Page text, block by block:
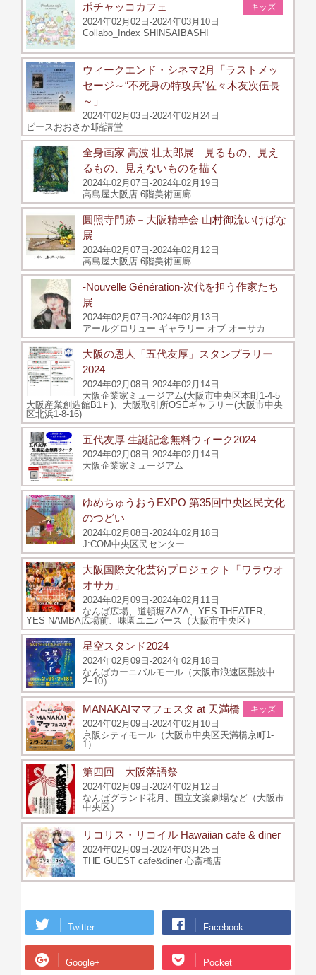
キッズ
ポチャッコカフェ
2024年02月02日-2024年03月10日
Collabo_Index SHINSAIBASHI
ウィークエンド・シネマ2月「ラストメッ
セージ～“不死身の特攻兵”佐々木友次伍長
～」
2024年02月03日-2024年02月24日
ピースおおさか1階講堂
全身画家 高波 壮太郎展 見るもの、見え
るもの、見えないものを描く
2024年02月07日-2024年02月19日
高島屋大阪店 6階美術画廊
圓照寺門跡－大阪精華会 山村御流いけばな
展
2024年02月07日-2024年02月12日
高島屋大阪店 6階美術画廊
-Nouvelle Génération-次代を担う作家たち
展
2024年02月07日-2024年02月13日
アールグロリュー ギャラリー オブ オーサカ
大阪の恩人「五代友厚」スタンプラリー
2024
2024年02月08日-2024年02月14日
大阪企業家ミュージアム(大阪市中央区本町1-4-5
大阪産業創造館B1Ｆ)、大阪取引所OSEギャラリー(大阪市中央
区北浜1-8-16)
五代友厚 生誕記念無料ウィーク2024
2024年02月08日-2024年02月14日
大阪企業家ミュージアム
ゆめちゅうおうEXPO 第35回中央区民文化
のつどい
2024年02月08日-2024年02月18日
J:COM中央区民センター
大阪国際文化芸術プロジェクト「ワラウオ
オサカ」
2024年02月09日-2024年02月11日
なんば広場、道頓堀ZAZA、YES THEATER、
YES NAMBA広場前、味園ユニバース（大阪市中央区）
星空スタンド2024
2024年02月09日-2024年02月18日
なんばカーニバルモール（大阪市浪速区難波中
2−10）
キッズ
MANAKAIママフェスタ at 天満橋
2024年02月09日-2024年02月10日
京阪シティモール（大阪市中央区天満橋京町1-
1）
第四回 大阪落語祭
2024年02月09日-2024年02月12日
なんばグランド花月、国立文楽劇場など（大阪市
中央区）
リコリス・リコイル Hawaiian cafe & diner
2024年02月09日-2024年03月25日
THE GUEST cafe&diner 心斎橋店
Twitter Facebook
Google+ Pocket